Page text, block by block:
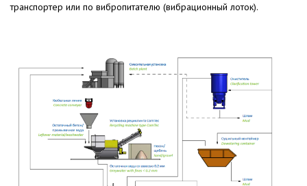
транспортер или по вибропитателю (вибрационный лоток).